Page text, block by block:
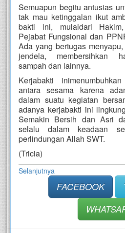
Semuapun begitu antusias
tak mau ketinggalan ikut
bakti ini, mulaidari
Pejabat Fungsional dan
Ada yang bertugas
jendela, membersihkan
sampah dan lainnya.
Kerjabakti
antara sesama karena
dalam suatu kegiatan
adanya kerjabakti ini
Semakin Bersih dan Asri
selalu dalam keadaan
perlindungan Allah SWT.
(Tricia)
Selanjutnya
FACEBOOK